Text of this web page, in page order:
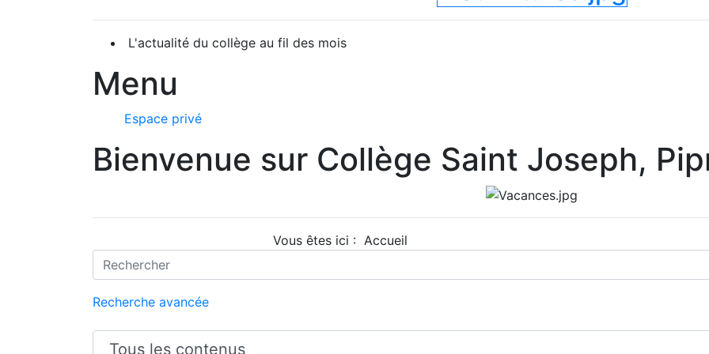
L'actualité du collège au fil des mois
Menu
Espace privé
Bienvenue sur Collège Saint Joseph,
Vous êtes ici : Accueil
Recherche avancée